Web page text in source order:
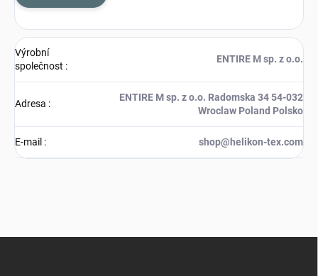
Výrobní
společnost :
ENTIRE M sp. z o.o.
Adresa :
ENTIRE M sp. z o.o. Radomska 34 54-032
Wroclaw Poland Polsko
E-mail : shop@helikon-tex.com